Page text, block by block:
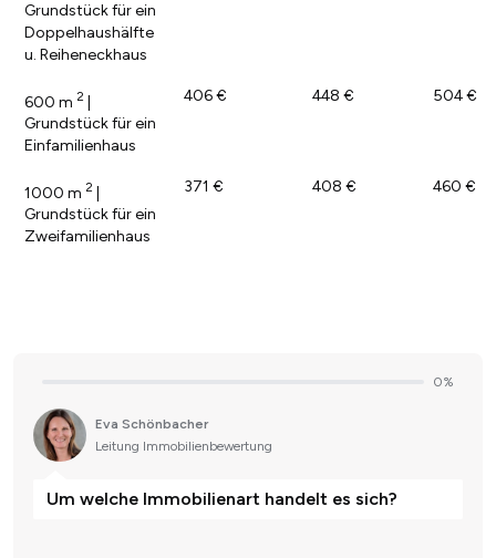
Grundstück für ein
Doppelhaushälfte
u. Reiheneckhaus
600 m 2 |
Grundstück für ein
Einfamilienhaus
406 € 448 € 504 €
1000 m 2 |
Grundstück für ein
Zweifamilienhaus
371 € 408 € 460 €